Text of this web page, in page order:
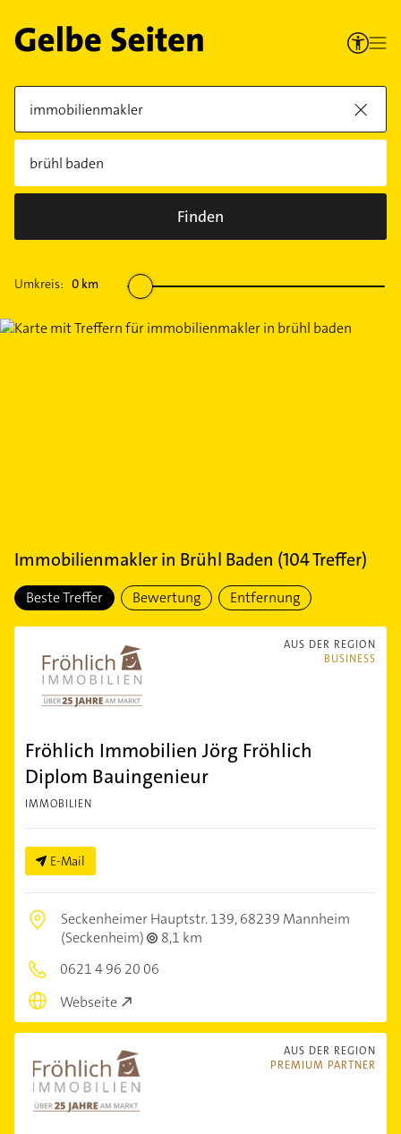
Finden
Umkreis: 0 km
Immobilienmaklerin Brühl Baden (104Treffer)
Beste Treffer Bewertung Entfernung
AUS DER REGION
BUSINESS
Fröhlich Immobilien Jörg Fröhlich
Diplom Bauingenieur
IMMOBILIEN
E-Mail
Seckenheimer Hauptstr. 139,68239 Mannheim
(Seckenheim)
8,1 km
0621 4 96 20 06
Webseite
AUS DER REGION
PREMIUM PARTNER